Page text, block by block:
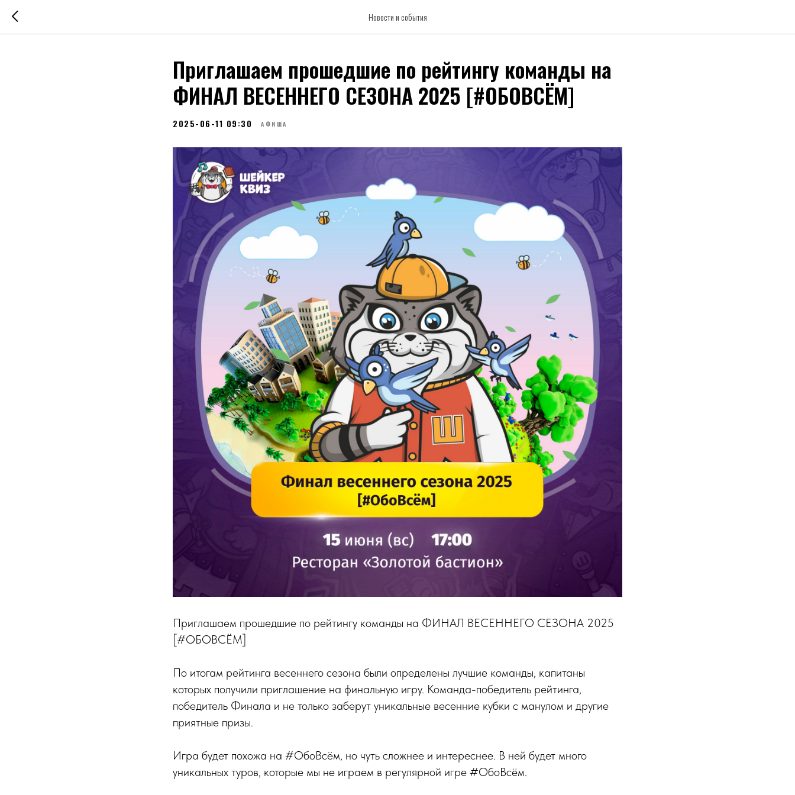
Новости и события
Приглашаем прошедшие по рейтингу команды на
ФИНАЛ ВЕСЕННЕГО СЕЗОНА 2025 [#ОБОВСЁМ]
2025-06-11 09:30 АФИША
Приглашаем прошедшие по рейтингу команды на ФИНАЛ ВЕСЕННЕГО СЕЗОНА 2025
[#ОБОВСЁМ]
По итогам рейтинга весеннего сезона были определены лучшие команды, капитаны
которых получили приглашение на финальную игру. Команда-победитель рейтинга,
победитель Финала и не только заберут уникальные весенние кубки с манулом и другие
приятные призы.
Игра будет похожа на #ОбоВсём, но чуть сложнее и интереснее. В ней будет много
уникальных туров, которые мы не играем в регулярной игре #ОбоВсём.